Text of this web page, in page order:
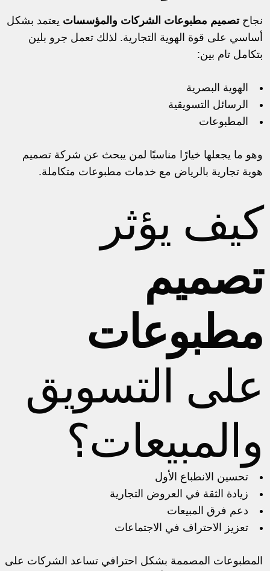
نجاحتصميم مطبوعات الشركات والمؤسسات يعتمد بشكل
أساسي على قوة الهوية التجارية. لذلك تعمل جرو بلين
بتكامل تام بين:
الهوية البصرية
الرسائل التسويقية
المطبوعات
وهو ما يجعلها خيارًا مناسبًا لمن يبحث عن شركة تصميم
هوية تجارية بالرياض مع خدمات مطبوعات متكاملة.
كيف يؤثر
تصميم
مطبوعات
على التسويق
والمبيعات؟
تحسين الانطباع الأول
زيادة الثقة في العروض التجارية
دعم فرق المبيعات
تعزيز الاحتراف في الاجتماعات
المطبوعات المصممة بشكل احترافي تساعد الشركات على